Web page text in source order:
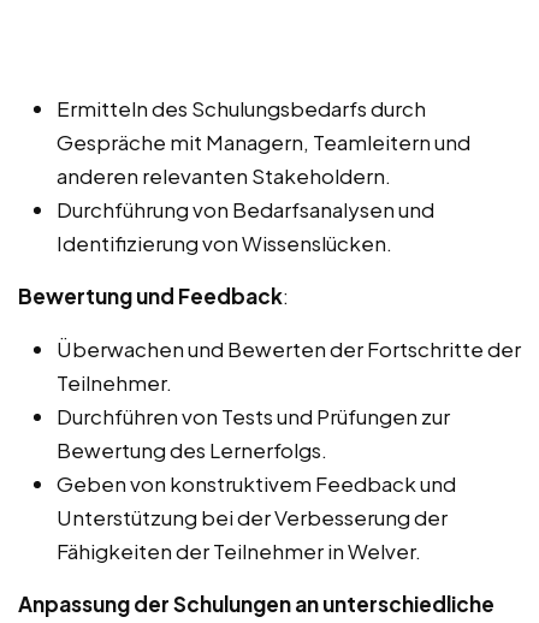
Ermitteln des Schulungsbedarfs durch
Gespräche mit Managern, Teamleitern und
anderen relevanten Stakeholdern.
Durchführung von Bedarfsanalysen und
Identifizierung von Wissenslücken.
Bewertung und Feedback:
Überwachen und Bewerten der Fortschritte der
Teilnehmer.
Durchführen von Tests und Prüfungen zur
Bewertung des Lernerfolgs.
Geben von konstruktivem Feedback und
Unterstützung bei der Verbesserung der
Fähigkeiten der Teilnehmer in Welver.
Anpassung der Schulungen an unterschiedliche